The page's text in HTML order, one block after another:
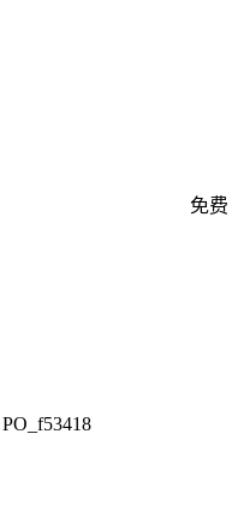
PO_f53418
免费